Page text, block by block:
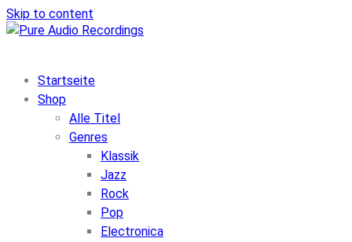
Skip to content
Startseite
Shop
Alle Titel
Genres
Klassik
Jazz
Rock
Pop
Electronica